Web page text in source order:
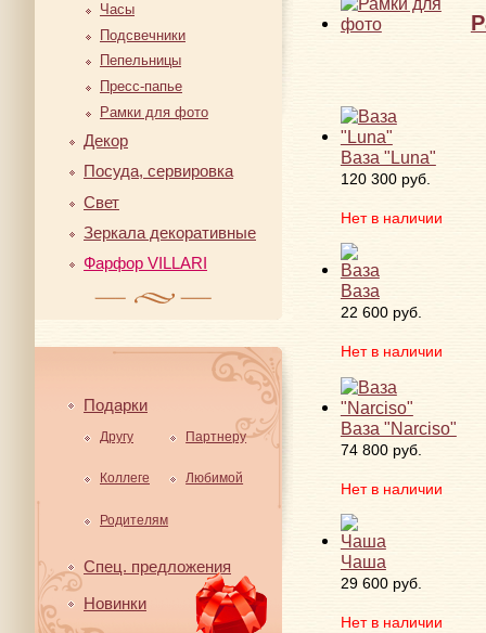
Часы
Подсвечники
Пепельницы
Пресс-папье
Рамки для фото
Декор
Посуда, сервировка
Свет
Зеркала декоративные
Фарфор VILLARI
Подарки
Другу Партнеру
Коллеге Любимой
Родителям
Спец. предложения
Новинки
Ваза "Luna"
120 300 руб.
Нет в наличии
Ваза
22 600 руб.
Нет в наличии
Ваза "Narciso"
74 800 руб.
Нет в наличии
Чаша
29 600 руб.
Нет в наличии